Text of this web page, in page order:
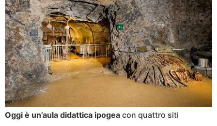
Oggi è un’aula didattica ipogea con quattro siti